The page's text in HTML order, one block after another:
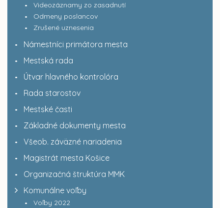
Videozáznamy zo zasadnutí
Odmeny poslancov
Zrušené uznesenia
Námestníci primátora mesta
Mestská rada
Útvar hlavného kontrolóra
Rada starostov
Mestské časti
Základné dokumenty mesta
Všeob. záväzné nariadenia
Magistrát mesta Košice
Organizačná štruktúra MMK
Komunálne voľby
Voľby 2022